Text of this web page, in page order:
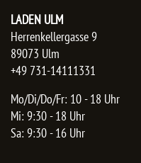
LADEN ULM
Herrenkellergasse 9
89073 Ulm
+49 731-14111331
Mo/Di/Do/Fr: 10 - 18 Uhr
Mi: 9:30 - 18 Uhr
Sa: 9:30 - 16 Uhr